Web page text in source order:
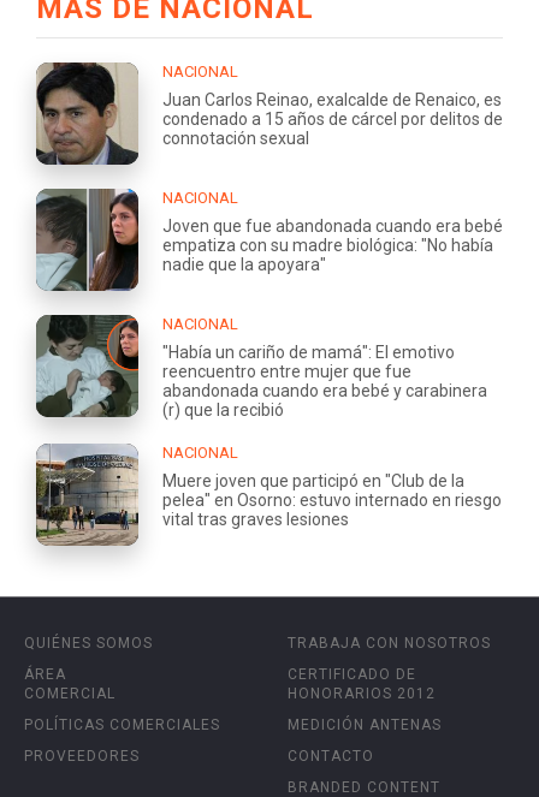
MÁS DE NACIONAL
NACIONAL
Juan Carlos Reinao, exalcalde de Renaico, es
condenado a 15 años de cárcel por delitos de
connotación sexual
NACIONAL
Joven que fue abandonada cuando era bebé
empatiza con su madre biológica: "No había
nadie que la apoyara"
NACIONAL
"Había un cariño de mamá": El emotivo
reencuentro entre mujer que fue
abandonada cuando era bebé y carabinera
(r) que la recibió
NACIONAL
Muere joven que participó en "Club de la
pelea" en Osorno: estuvo internado en riesgo
vital tras graves lesiones
QUIÉNES SOMOS
ÁREA
COMERCIAL
POLÍTICAS COMERCIALES
PROVEEDORES
TRABAJA CON NOSOTROS
CERTIFICADO DE
HONORARIOS 2012
MEDICIÓN ANTENAS
CONTACTO
BRANDED CONTENT